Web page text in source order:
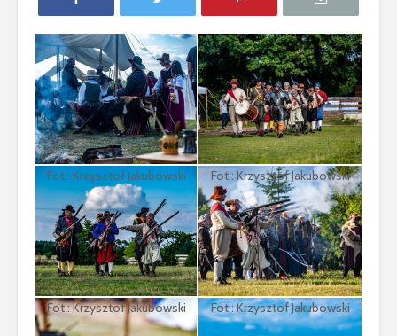
Fot.: Krzysztof Jakubowski Fot.: Krzysztof Jakubowski
Fot.: Krzysztof Jakubowski Fot.: Krzysztof Jakubowski